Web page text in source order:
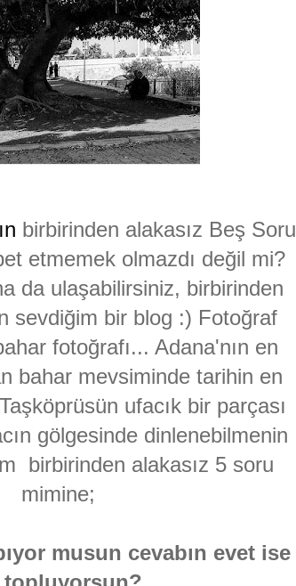
birbirinden alakasız Beş Soru
etmemek olmazdı değil mi?
da ulaşabilirsiniz, birbirinden
sevdiğim bir blog :) Fotoğraf
fotoğrafı... Adana'nın en
bahar mevsiminde tarihin en
ufacık bir parçası
gölgesinde dinlenebilmenin
birbirinden alakasız 5 soru
mimine;
musun cevabın evet ise